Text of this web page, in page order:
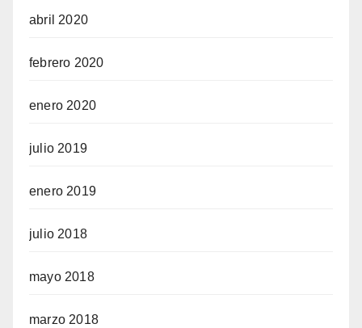
abril 2020
febrero 2020
enero 2020
julio 2019
enero 2019
julio 2018
mayo 2018
marzo 2018